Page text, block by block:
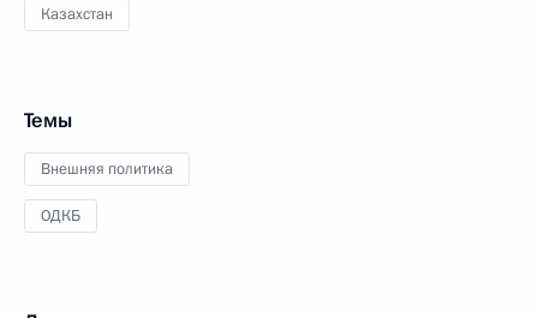
Казахстан
Темы
Внешняя политика
ОДКБ